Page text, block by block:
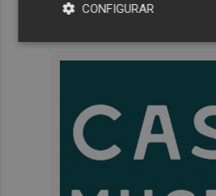
CONFIGURAR